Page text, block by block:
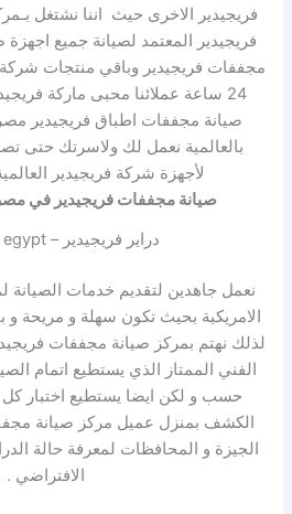
فريجيدير الاخرى حيث اننا نشتغل
فريجيدير المعتمد لصيانة جميع
مجففات فريجيدير وباقي منتجات
24 ساعة عملائنا محبى ماركة
صيانة مجففات اطباق فريجيدير
بالعالمية نعمل لك ولاسرتك حتى
لأجهزة شركة فريجيدير
صيانة مجففات فريجيدير في مصر
دراير فريجيدير – whirlpool egypt
نعمل جاهدين لتقديم خدمات الصيانة
الامريكية بحيث تكون سهلة و مريحة و
لذلك نهتم بمركز صيانة مجففات
الفني الممتاز الذي يستطيع اتمام
حسب و لكن ايضا يستطيع اختبار كل
الكشف بمنزل عميل مركز صيانة
الجيزة و المحافظات لمعرفة حالة
الافتراضي .